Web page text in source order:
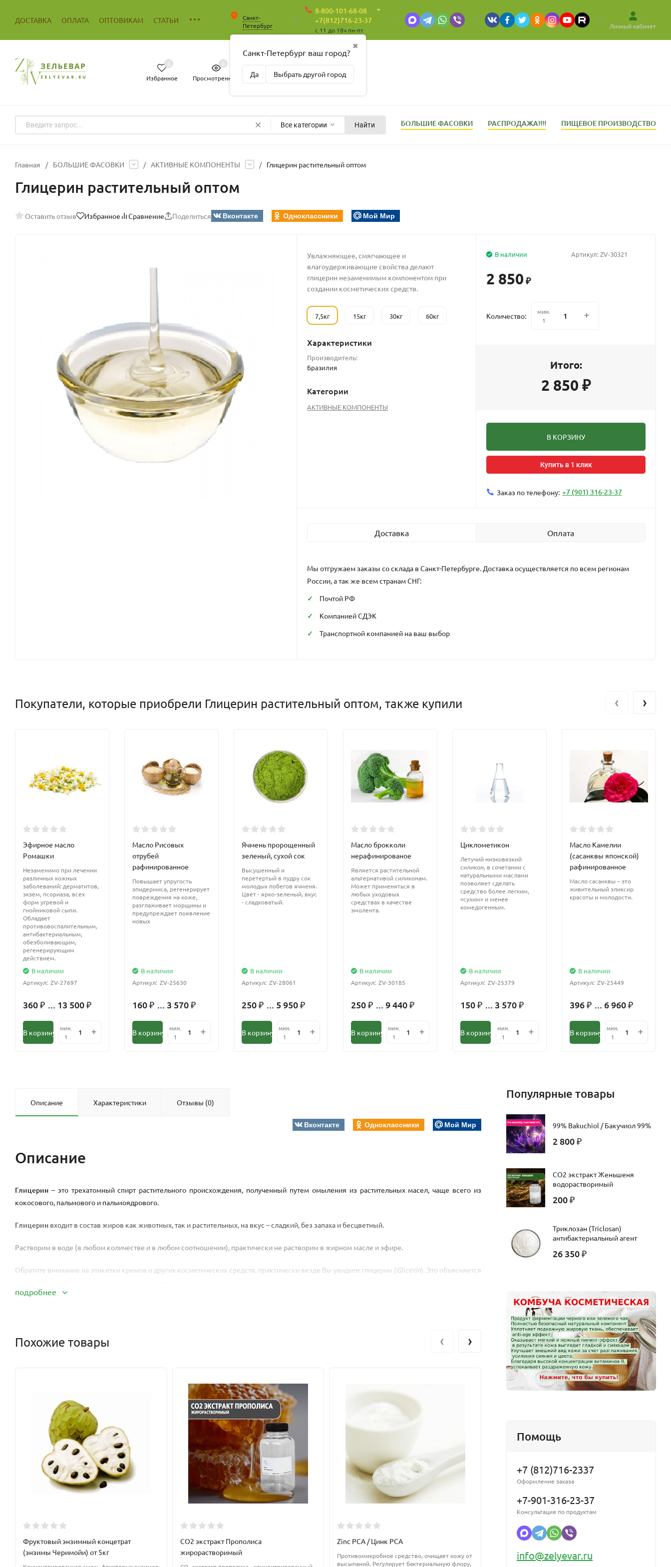
ДОСТАВКА ОПЛАТА ОПТОВИКАМ СТАТЬИ
Санкт-
Петербург
✖
Санкт-Петербург ваш город?
Да Выбрать другой город
8-800-101-68-08
+7(812)716-23-37
c 11 до 18ч пн-пт
Личный кабинет
Избранное
0
Просмотренные
0
Пусто
Все категории Найти БОЛЬШИЕ ФАСОВКИ РАСПРОДАЖА!!!! ПИЩЕВОЕ ПРОИЗВОДСТВО
Главная / БОЛЬШИЕ ФАСОВКИ / АКТИВНЫЕ КОМПОНЕНТЫ / Глицерин растительный оптом
Глицерин растительный оптом
Оставить отзыв Избранное Сравнение Поделиться Вконтакте Одноклассники Мой Мир
Увлажняющее, смягчающее и
влагоудерживающие свойства делают
глицерин незаменимым компонентом при
создании косметических средств.
7,5кг 15кг 30кг 60кг
Характеристики
Производитель:
Бразилия
Категории
АКТИВНЫЕ КОМПОНЕНТЫ
Артикул:ZV-30321
В наличии
2 850 ₽
Количество:
мин.
1
Итого:
2 850 ₽
В КОРЗИНУ
Купить в 1 клик
Заказ по телефону: +7 (901) 316-23-37
Доставка Оплата
Мы отгружаем заказы со склада в Санкт-Петербурге. Доставка осуществляется по всем регионам
России, а так же всем странам СНГ:
Почтой РФ
Компанией СДЭК
Транспортной компанией на ваш выбор
Покупатели, которые приобрели Глицерин растительный оптом, также купили
Эфирное масло
Ромашки
Незаменимо при лечении
различных кожных
заболеваний: дерматитов,
экзем, псориаза, всех
форм угревой и
гнойниковой сыпи.
Обладает
противовоспалительным,
антибактериальным,
обезболивающим,
регенерирующим
действием.
В наличии
Артикул: ZV-27697
360 ₽ ... 13 500 ₽
В корзину
мин.
1
Масло Рисовых
отрубей
рафинированное
Повышает упругость
эпидермиса, регенерирует
повреждения на коже,
разглаживает морщины и
предупреждает появление
новых
В наличии
Артикул: ZV-25630
160 ₽ ... 3 570 ₽
В корзину
мин.
1
Ячмень пророщенный
зеленый, сухой сок
Высушенный и
перетертый в пудру сок
молодых побегов ячменя.
Цвет - ярко-зеленый, вкус
- сладковатый.
В наличии
Артикул: ZV-28061
250 ₽ ... 5 950 ₽
В корзину
мин.
1
Масло брокколи
нерафинированое
Является растительной
альтернативой силиконам.
Может применяться в
любых уходовых
средствах в качестве
эмолента.
В наличии
Артикул: ZV-30185
250 ₽ ... 9 440 ₽
В корзину
мин.
1
Циклометикон
Летучий низковязкий
силикон, в сочетании с
натуральными маслами
позволяет сделать
средство более легким,
«сухим» и менее
комедогенным.
В наличии
Артикул: ZV-25379
150 ₽ ... 3 570 ₽
В корзину
мин.
1
Масло Камелии
(сасанквы японской)
рафинированное
Масло сасанквы – это
живительный эликсир
красоты и молодости.
В наличии
Артикул: ZV-25449
396 ₽ ... 6 960 ₽
В корзину
мин.
1
‹ ›
Описание Характеристики Отзывы (0)
Вконтакте Одноклассники Мой Мир
Описание
Глицерин – это трехатомный спирт растительного происхождения, полученный путем омыления из растительных масел, чаще всего из
кокосового, пальмового и пальмоядрового.
Глицерин входит в состав жиров как животных, так и растительных, на вкус – сладкий, без запаха и бесцветный.
Растворим в воде (в любом количестве и в любом соотношении), практически не растворим в жирном масле и эфире.
Обратите внимание на этикетки кремов и других косметических средств, практически везде Вы увидите глицерин (Glicerin). Это объясняется
гели для душа и др. Глицерин образует на поверхности кожи защитную, влагосберегающую пленку);
Влагоудерживающее (глицерин прекрасно увлажнит и удержит влагу в Ваших волосах, его используют в средствах по уходу за
вьющимися волосами);
Абсорбирующее (абсорбирует влагу из окружающей среды и насыщает ей кожу. Недостаток заключается в том, что если воздух сухой, то
глицерин абсорбирует влагу из эпидермиса, тем самым сушит и истощает кожу)
В средствах по уходу за волосами не рекомендуется перебарщивать с глицерином, поскольку он может вызвать обратный эффект: в сухую
погоду будет пересушивать волосы, и наоборот.
Не применять глицерин в неразбавленном виде.
подробнее
Похожие товары
Фруктовый энзимный концетрат
(энзимы Черимойи) от 5кг
CO2 экстракт Прополиса
жирорастворимый
Zinc PCA / Цинк PCA
Противомикробное средство, очищает кожу от
высыпаний. Регулирует бактериальную флору,
CO2 экстракт Женьшеня
водорастворимый
‹ ›
Популярные товары
99% Bakuchiol / Бакучиол 99%
2 800 ₽
CO2 экстракт Женьшеня
водорастворимый
200 ₽
Триклозан (Triclosan)
антибактериальный агент
26 350 ₽
Помощь
+7 (812)716-2337
Оформление заказа
+7-901-316-23-37
Консультация по продуктам
info@zelyevar.ru